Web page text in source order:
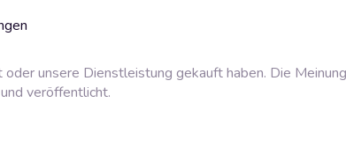
unsere Dienstleistung gekauft haben. Die
veröffentlicht.